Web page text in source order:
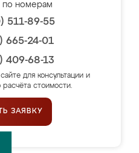
по номерам
511-89-55
665-24-01
409-68-13
для консультации и
расчёта стоимости.
ЗАЯВКУ